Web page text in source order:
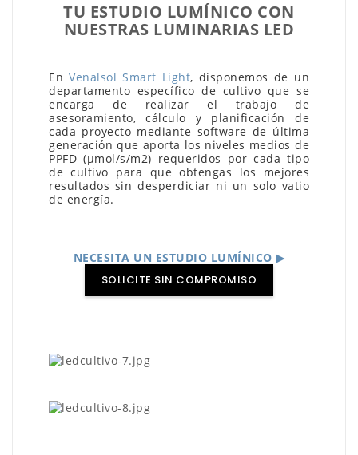
TU ESTUDIO LUMÍNICO CON
NUESTRAS LUMINARIAS LED
EnVenalsol Smart Light, disponemos de un
departamento específico de cultivo que se
encarga de realizar el trabajo de
asesoramiento, cálculo y planificación de
cada proyecto mediante software de última
generación que aporta los niveles medios de
PPFD (μmol/s/m2) requeridos por cada tipo
de cultivo para que obtengas los mejores
resultados sin desperdiciar ni un solo vatio
de energía.
NECESITA UN ESTUDIO LUMÍNICO ▶
SOLICITE SIN COMPROMISO